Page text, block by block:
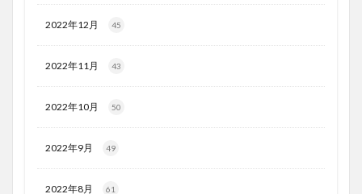
2022年12月 45
2022年11月 43
2022年10月 50
2022年9月 49
2022年8月 61